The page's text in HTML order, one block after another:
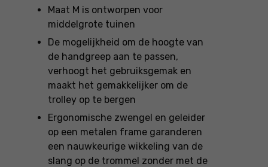
Maat M is ontworpen voor
middelgrote tuinen
De mogelijkheid om de hoogte van
de handgreep aan te passen,
verhoogt het gebruiksgemak en
maakt het gemakkelijker om de
trolley op te bergen
Ergonomische zwengel en geleider
op een metalen frame garanderen
een nauwkeurige wikkeling van de
slang op de trommel zonder met de